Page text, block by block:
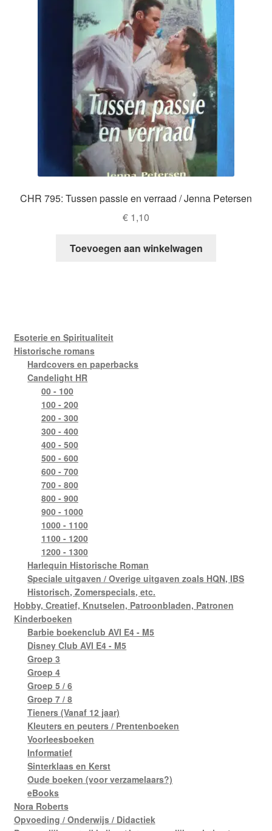
CHR 795: Tussen passie en verraad / Jenna Petersen
€ 1,10
Toevoegen aan winkelwagen
Esoterie en Spiritualiteit
Historische romans
Hardcovers en paperbacks
Candelight HR
00 - 100
100 - 200
200 - 300
300 - 400
400 - 500
500 - 600
600 - 700
700 - 800
800 - 900
900 - 1000
1000 - 1100
1100 - 1200
1200 - 1300
Harlequin Historische Roman
Speciale uitgaven / Overige uitgaven zoals HQN, IBS
Historisch, Zomerspecials, etc.
Hobby, Creatief, Knutselen, Patroonbladen, Patronen
Kinderboeken
Barbie boekenclub AVI E4 - M5
Disney Club AVI E4 - M5
Groep 3
Groep 4
Groep 5 / 6
Groep 7 / 8
Tieners (Vanaf 12 jaar)
Kleuters en peuters / Prentenboeken
Voorleesboeken
Informatief
Sinterklaas en Kerst
Oude boeken (voor verzamelaars?)
eBooks
Nora Roberts
Opvoeding / Onderwijs / Didactiek